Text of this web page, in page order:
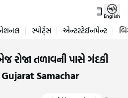
English
સ્પોર્ટ્સ એન્ટરટેઈનમેન્ટ
રોજા તળાવની પાસે ગંદકી
Samachar